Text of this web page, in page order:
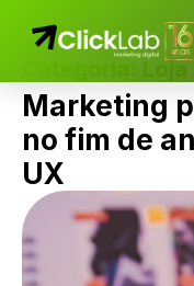
Categoria:
Marketing
no fim de
UX